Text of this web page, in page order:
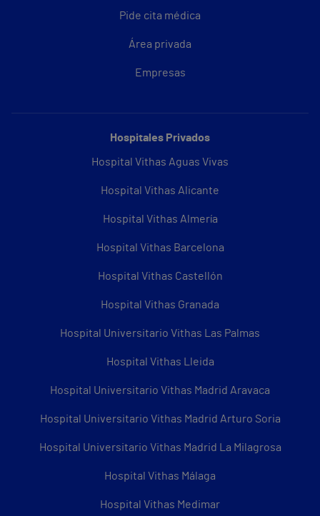
Pide cita médica
Área privada
Empresas
Hospitales Privados
Hospital Vithas Aguas Vivas
Hospital Vithas Alicante
Hospital Vithas Almería
Hospital Vithas Barcelona
Hospital Vithas Castellón
Hospital Vithas Granada
Hospital Universitario Vithas Las Palmas
Hospital Vithas Lleida
Hospital Universitario Vithas Madrid Aravaca
Hospital Universitario Vithas Madrid Arturo Soria
Hospital Universitario Vithas Madrid La Milagrosa
Hospital Vithas Málaga
Hospital Vithas Medimar